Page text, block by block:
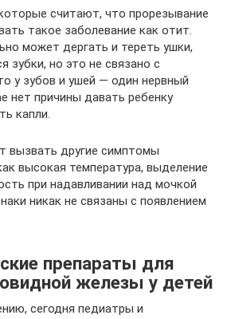
считают, что прорезывание
такое заболевание как отит.
может дергать и тереть ушки,
зубки, но это не связано с
у зубов и ушей — один нервный
нет причины давать ребенку
капли.
вызвать другие симптомы
высокая температура, выделение
при надавливании над мочкой
никак не связаны с появлением
препараты для
железы у детей
сегодня педиатры и